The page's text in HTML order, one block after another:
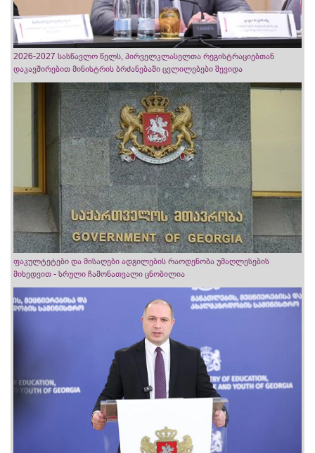
2026-2027 სასწავლო წელს, პირველკლასელთა რეგისტრაციებთან
დაკავშირებით მინისტრის ბრძანებაში ცვლილებები შევიდა
ფაკულტეტები და მისაღები ადგილების რაოდენობა უმაღლესების
მიხედვით - სრული ჩამონათვალი ცნობილია